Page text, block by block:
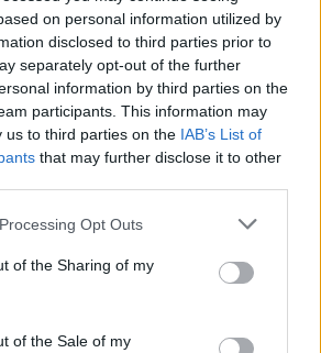
on personal information utilized by
disclosed to third parties prior to
separately opt-out of the further
information by third parties on the
participants. This information may
us to third parties on the IAB’s List of
that may further disclose it to other
website/app uses one or more Google
or usage behaviour. You may click to
to Google and its third-party tags to
specified purposes in below Google
Opt Outs
of the Sharing of my
of the Sale of my
«Όταν ήμουν στη
περιστασιακά για την
Ερυθρού Αστέρα. Ο Ομπράντοβιτς,
ξαφνικά γινόταν σοβαρός όταν
Ο Ζέλικο αγαπάει πολύ την
αν ήμουν στα αποδυτήρια, αυτό
είχαμε λύσει εύκολα το πρόβλημα.
προέρχεσαι και για ποιον